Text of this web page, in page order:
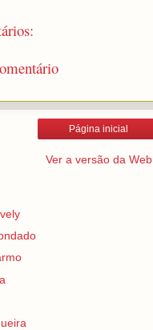
Página inicial
Ver a versão da Web